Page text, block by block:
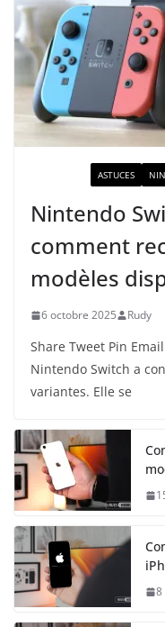
ASTUCES
Nintendo
comment
modèles
6 octobre 2025 Rudy
Share Tweet Pin
Nintendo Switch a
variantes. Elle se
8